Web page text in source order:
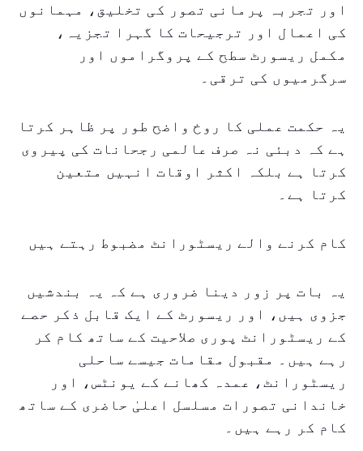
اور تجربہ پرمانی تصور کی تخلیق، مہمانوں
کی اعمال اور ترجیحات کا گہرا تجزیہ،
مکمل ریسورٹ سطح کے پروگراموں اور
سرگرمیوں کی ترقی۔
یہ حکمت عملی کا روخ واضح طور پر ظاہر کرتا
ہے کہ دبئی نہ صرف عالمی رجحانات کی پیروی
کرتا ہے بلکہ اکثر اوقات انہیں متعین
کرتا ہے۔
کام کرنے والے ریسٹورانٹ مضبوط رہتے ہیں
یہ بات پر زور دینا ضروری ہے کہ یہ بندشیں
جزوی ہیں، اور ریسورٹ کے ایک قابل ذکر حصے
کے ریسٹورانٹ پوری صلاحیت کے ساتھ کام کر
رہے ہیں۔ مقبول مقامات جیسے ساحلی
ریسٹورانٹ، عمدہ کھانے کے یونٹس، اور
خاندانی تصورات مسلسل اعلیٰ حاضری کے ساتھ
کام کر رہے ہیں۔